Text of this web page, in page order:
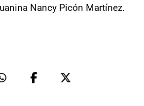
Nancy Picón Martínez.